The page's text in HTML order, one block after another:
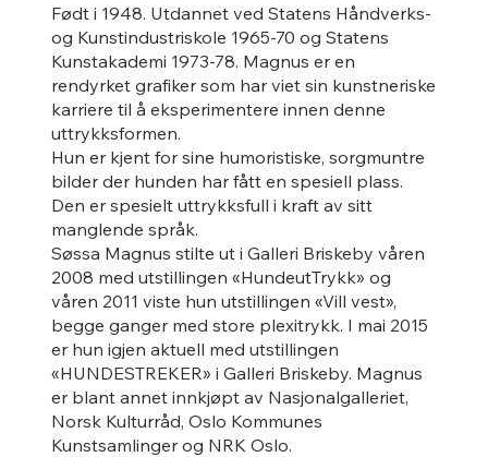
Født i 1948. Utdannet ved Statens Håndverks-
og Kunstindustriskole 1965-70 og Statens
Kunstakademi 1973-78. Magnus er en
rendyrket grafiker som har viet sin kunstneriske
karriere til å eksperimentere innen denne
uttrykksformen.
Hun er kjent for sine humoristiske, sorgmuntre
bilder der hunden har fått en spesiell plass.
Den er spesielt uttrykksfull i kraft av sitt
manglende språk.
Søssa Magnus stilte ut i Galleri Briskeby våren
2008 med utstillingen «HundeutTrykk» og
våren 2011 viste hun utstillingen «Vill vest»,
begge ganger med store plexitrykk. I mai 2015
er hun igjen aktuell med utstillingen
«HUNDESTREKER» i Galleri Briskeby. Magnus
er blant annet innkjøpt av Nasjonalgalleriet,
Norsk Kulturråd, Oslo Kommunes
Kunstsamlinger og NRK Oslo.